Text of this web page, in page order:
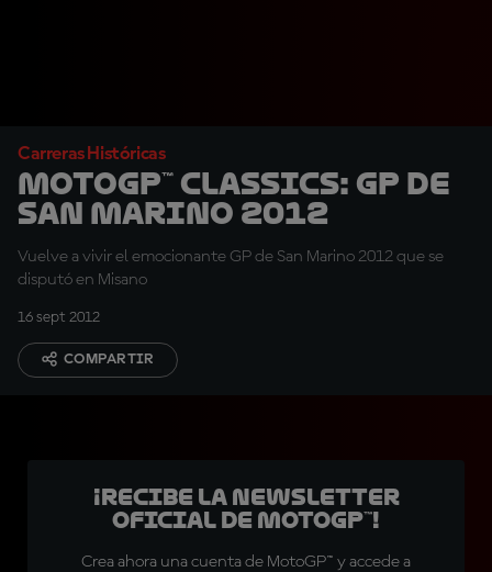
Carreras Históricas
MotoGP™ Classics: GP de
San Marino 2012
Vuelve a vivir el emocionante GP de San Marino 2012 que se
disputó en Misano
16 sept 2012
COMPARTIR
¡Recibe la Newsletter
oficial de MotoGP™!
Crea ahora una cuenta de MotoGP™ y accede a